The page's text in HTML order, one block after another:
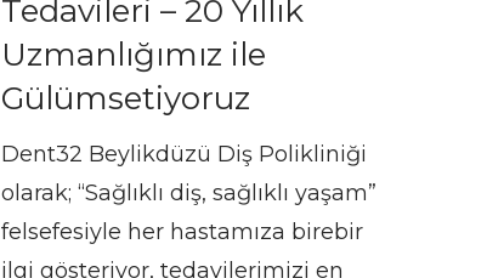
Tedavileri – 20 Yıllık
Uzmanlığımız ile
Gülümsetiyoruz
Dent32 Beylikdüzü Diş Polikliniği
olarak; “Sağlıklı diş, sağlıklı yaşam”
felsefesiyle her hastamıza birebir
ilgi gösteriyor, tedavilerimizi en